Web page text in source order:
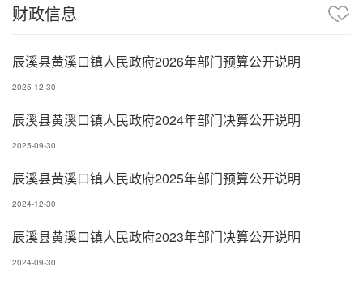
财政信息
辰溪县黄溪口镇人民政府2026年部门预算公开说明
2025-12-30
辰溪县黄溪口镇人民政府2024年部门决算公开说明
2025-09-30
辰溪县黄溪口镇人民政府2025年部门预算公开说明
2024-12-30
辰溪县黄溪口镇人民政府2023年部门决算公开说明
2024-09-30